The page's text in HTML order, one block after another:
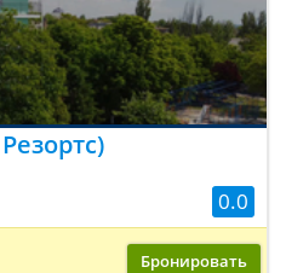
0.0
Бронировать